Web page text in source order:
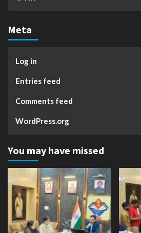
Meta
Log in
Entries feed
Comments feed
WordPress.org
You may have missed